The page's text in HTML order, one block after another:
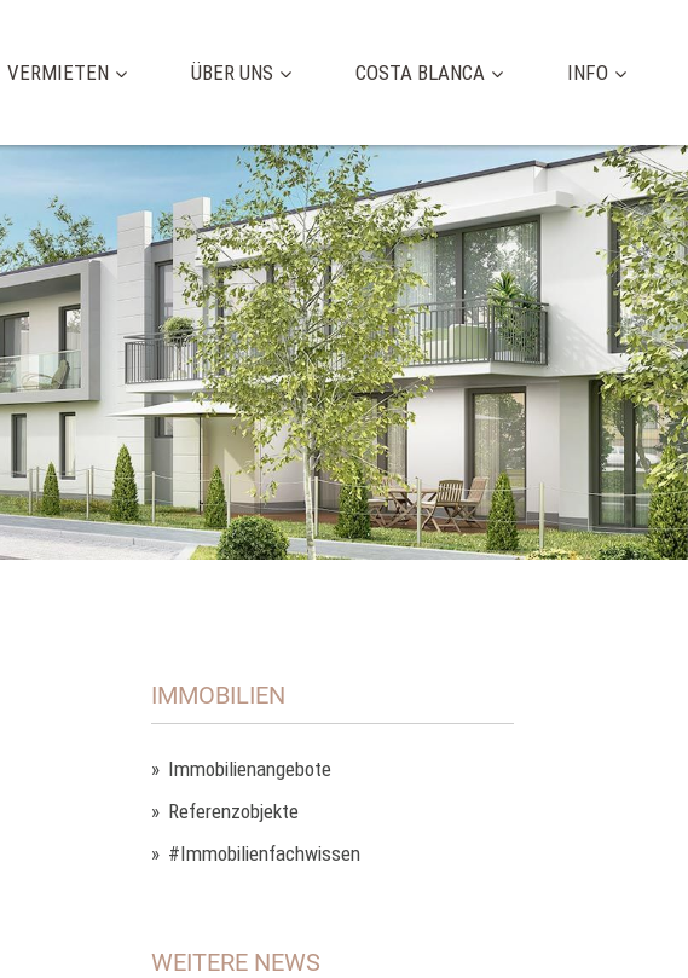
VERMIETEN ÜBER UNS COSTA BLANCA INFO
IMMOBILIEN
Immobilienangebote
Referenzobjekte
#Immobilienfachwissen
WEITERE NEWS